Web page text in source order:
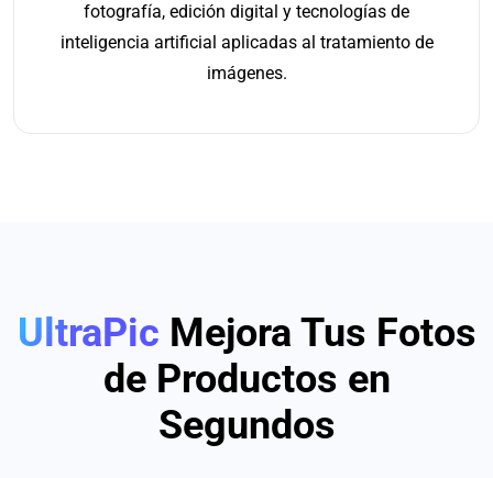
fotografía, edición digital y tecnologías de
inteligencia artificial aplicadas al tratamiento de
imágenes.
UltraPic Mejora Tus Fotos
de Productos en
Segundos